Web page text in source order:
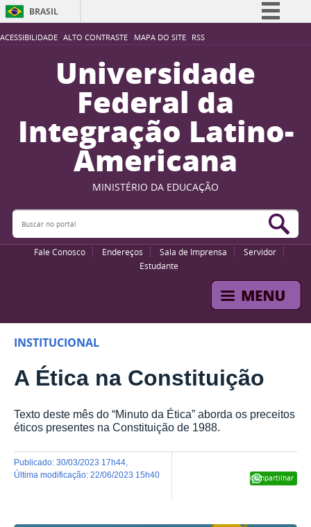
ACESSIBILIDADE ALTO CONTRASTE MAPA DO SITE RSS
BRASIL
Simplifique!
Participe
Acesso à informação
Legislação
Canais
Universidade
Federal da
Integração Latino-
Americana
MINISTÉRIO DA EDUCAÇÃO
Buscar no portal
Fale Conosco Endereços Sala de Imprensa
Servidor
Estudante
INSTITUCIONAL
A Ética na Constituição
Texto deste mês do “Minuto da Ética” aborda os preceitos
éticos presentes na Constituição de 1988.
Compartilhar
publicado: 30/03/2023 17h44
última modificação: 22/06/2023 15h40